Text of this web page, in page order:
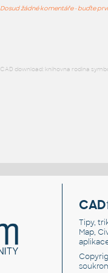
Dosud žádné komentáře - buďte
CAD download: knihovna rodina
CAD
Tipy,
Map,